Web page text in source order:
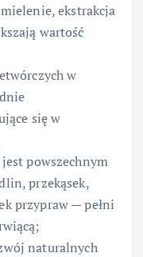
ekstrakcja
wartość
w
się w
powszechnym
przekąsek,
przypraw — pełni
naturalnych